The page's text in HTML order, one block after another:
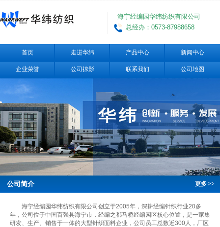
海宁经编园华纬纺织有限公司
总经办：0573-87988658
首页 走进华纬 产品中心 新闻中心
企业荣誉 公司掠影 联系我们 公司地图
更多>>
公司简介
海宁经编园华纬纺织有限公司创立于2005年，深耕经编针织行业20多
年，公司位于中国百强县海宁市，经编之都马桥经编园区核心位置，是一家集
研发、生产、销售于一体的大型针织面料企业，公司员工总数近300人，厂区